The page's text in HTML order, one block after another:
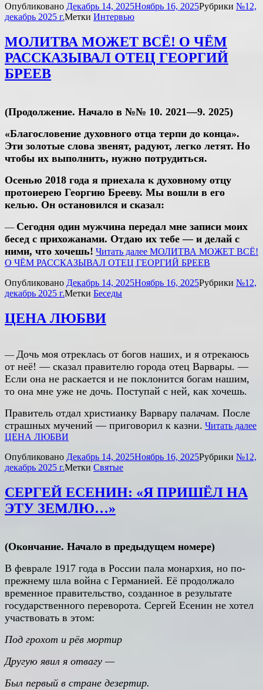
Опубликовано Декабрь 14, 2025Ноябрь 16, 2025Рубрики №12,
декабрь 2025 г.Метки Интервью
МОЛИТВА МОЖЕТ ВСЁ! О ЧЁМ
РАССКАЗЫВАЛ ОТЕЦ ГЕОРГИЙ
БРЕЕВ
(Продолжение. Начало в №№ 10. 2021—9. 2025)
«Благословение духовного отца терпи до конца».
Эти золотые слова звенят, радуют, легко летят. Но
чтобы их выполнить, нужно потрудиться.
Осенью 2018 года я приехала к духовному отцу
протоиерею Георгию Брееву. Мы вошли в его
келью. Он остановился и сказал:
— Сегодня один мужчина передал мне записи моих
бесед с прихожанами. Отдаю их тебе — и делай с
ними, что хочешь! Читать далее МОЛИТВА МОЖЕТ ВСЁ!
О ЧЁМ РАССКАЗЫВАЛ ОТЕЦ ГЕОРГИЙ БРЕЕВ
Опубликовано Декабрь 14, 2025Ноябрь 16, 2025Рубрики №12,
декабрь 2025 г.Метки Беседы
ЦЕНА ЛЮБВИ
— Дочь моя отреклась от богов наших, и я отрекаюсь
от неё! — сказал правителю города отец Варвары. —
Если она не раскается и не поклонится богам нашим,
то она мне уже не дочь. Поступай с ней, как хочешь.
Правитель отдал христианку Варвару палачам. После
страшных мучений — приговорил к казни. Читать далее
ЦЕНА ЛЮБВИ
Опубликовано Декабрь 14, 2025Ноябрь 16, 2025Рубрики №12,
декабрь 2025 г.Метки Святые
СЕРГЕЙ ЕСЕНИН: «Я ПРИШЁЛ НА
ЭТУ ЗЕМЛЮ…»
(Окончание. Начало в предыдущем номере)
В феврале 1917 года в России пала монархия, но по-
прежнему шла война с Германией. Её продолжало
временное правительство, созданное в результате
государственного переворота. Сергей Есенин не хотел
участвовать в этом:
Под грохот и рёв мортир
Другую явил я отвагу —
Был первый в стране дезертир.